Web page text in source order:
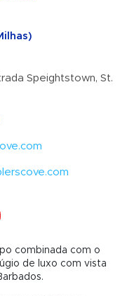
Speightstown, St.
combinada com o
de luxo com vista